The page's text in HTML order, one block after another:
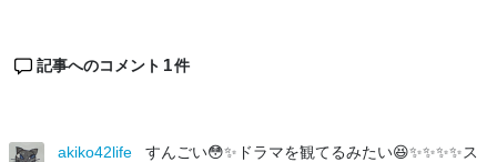
記事へのコメント 1件
akiko42life
すんごい😳✨ドラマを観てるみたい😆✨✨✨✨ス